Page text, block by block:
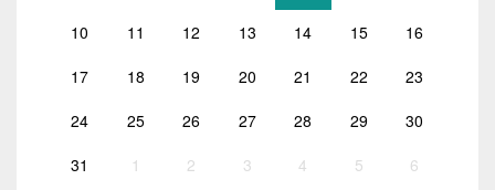
10 11 12 13 14 15 16
17 18 19 20 21 22 23
24 25 26 27 28 29 30
31 1 2 3 4 5 6